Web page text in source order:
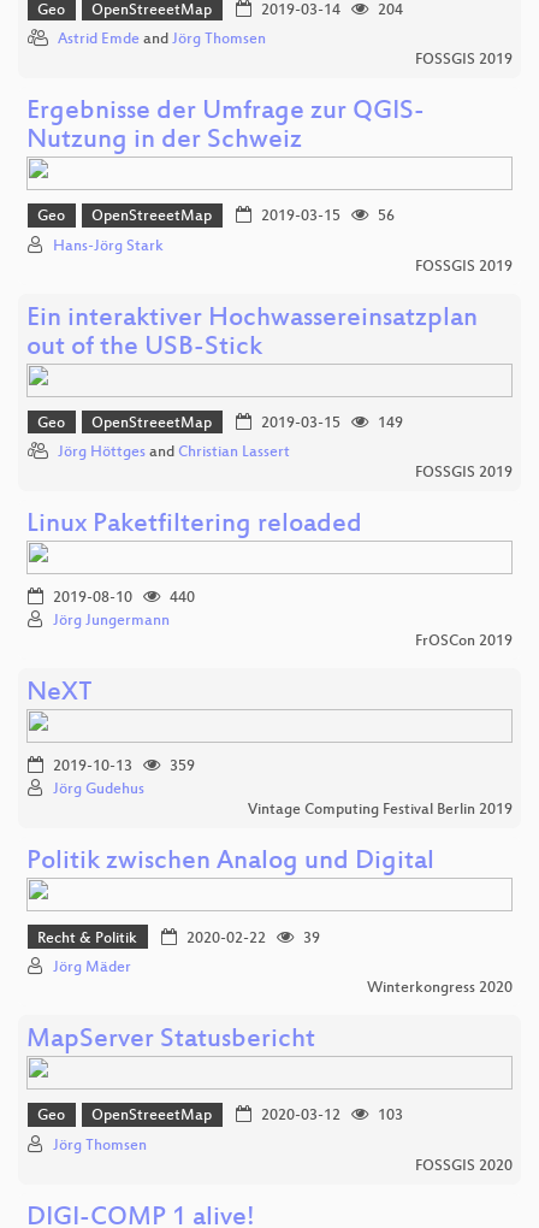
Geo OpenStreeetMap 2019-03-14
204
Astrid Emde and Jörg Thomsen
FOSSGIS 2019
Ergebnisse der Umfrage zur QGIS-
Nutzung in der Schweiz
Geo OpenStreeetMap 2019-03-15
56
Hans-Jörg Stark
FOSSGIS 2019
Ein interaktiver Hochwassereinsatzplan
out of the USB-Stick
Geo OpenStreeetMap 2019-03-15
149
Jörg Höttges and Christian Lassert
FOSSGIS 2019
Linux Paketfiltering reloaded
2019-08-10
440
Jörg Jungermann
FrOSCon 2019
NeXT
2019-10-13
359
Jörg Gudehus
Vintage Computing Festival Berlin 2019
Politik zwischen Analog und Digital
Recht & Politik 2020-02-22
39
Jörg Mäder
Winterkongress 2020
MapServer Statusbericht
Geo OpenStreeetMap 2020-03-12
103
Jörg Thomsen
FOSSGIS 2020
DIGI-COMP 1 alive!